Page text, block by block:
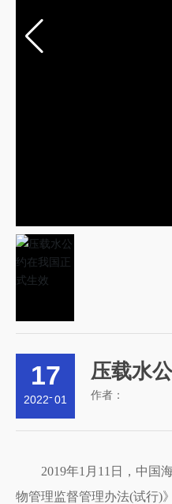
17
2022-01
压载水
作者：
2019年1月11日，中国海
物管理监督管理办法(试行)